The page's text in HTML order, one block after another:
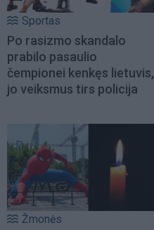
Sportas
Po rasizmo skandalo
prabilo pasaulio
čempionei kenkęs lietuvis,
jo veiksmus tirs policija
Žmonės